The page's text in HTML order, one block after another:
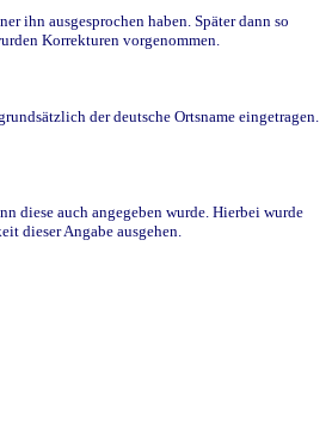
ihn ausgesprochen haben. Später dann so
Korrekturen vorgenommen.
der deutsche Ortsname eingetragen.
diese auch angegeben wurde. Hierbei wurde
dieser Angabe ausgehen.